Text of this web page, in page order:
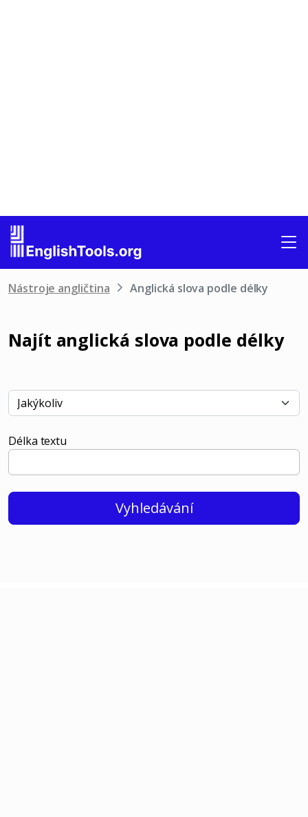
Nástroje angličtina Anglická slova podle délky
Najít anglická slova podle délky
Délka textu
Vyhledávání